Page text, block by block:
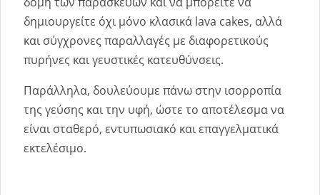
δημιουργείτε όχι μόνο κλασικά lava cakes, αλλά
και σύγχρονες παραλλαγές με διαφορετικούς
πυρήνες και γευστικές κατευθύνσεις.
Παράλληλα, δουλεύουμε πάνω στην ισορροπία
της γεύσης και την υφή, ώστε το αποτέλεσμα να
είναι σταθερό, εντυπωσιακό και επαγγελματικά
εκτελέσιμο.